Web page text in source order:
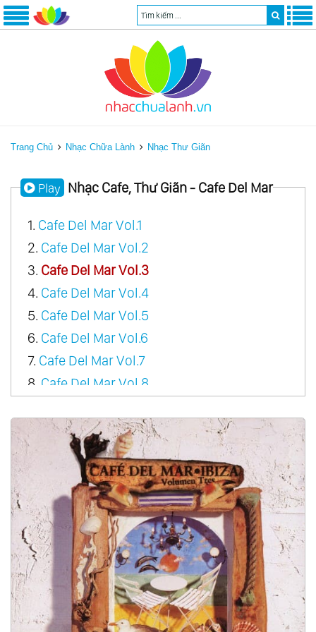
Trang Chủ Nhạc Chữa Lành Nhạc Thư Giãn
Play Nhạc Cafe, Thư Giãn - Cafe Del Mar
1. Cafe Del Mar Vol.1
2. Cafe Del Mar Vol.2
3. Cafe Del Mar Vol.3
4. Cafe Del Mar Vol.4
5. Cafe Del Mar Vol.5
6. Cafe Del Mar Vol.6
7. Cafe Del Mar Vol.7
8. Cafe Del Mar Vol.8
10.
Cafe Del Mar Vol.10
11.
Cafe Del Mar Vol.11
12.
Cafe Del Mar Vol.12
13.
Cafe Del Mar Vol.13
14.Cafe Del Mar Vol.14
15.Cafe Del Mar Vol.15
16. Cafe Del Mar Vol.16
17. Cafe Del Mar Vol.17
18.
Cafe Del Mar Vol.18